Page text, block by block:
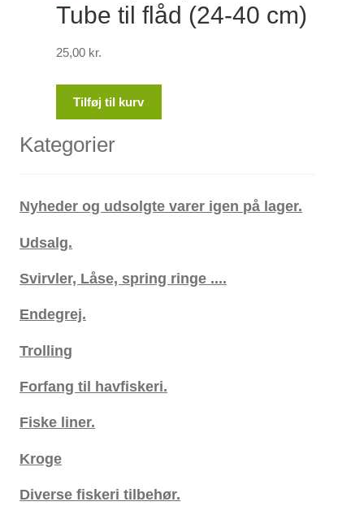
Tube til flåd (24-40 cm)
25,00 kr.
Tilføj til kurv
Kategorier
Nyheder og udsolgte varer igen på lager.
Udsalg.
Svirvler, Låse, spring ringe ....
Endegrej.
Trolling
Forfang til havfiskeri.
Fiske liner.
Kroge
Diverse fiskeri tilbehør.